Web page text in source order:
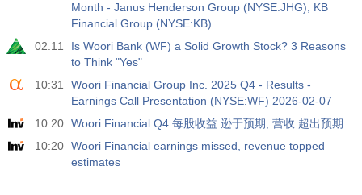
实际值
预测值
前值
Month - Janus Henderson Group (NYSE:JHG), KB
Financial Group (NYSE:KB)
02.11
Is Woori Bank (WF) a Solid Growth Stock? 3 Reasons
to Think "Yes"
10:31
Woori Financial Group Inc. 2025 Q4 - Results -
Earnings Call Presentation (NYSE:WF) 2026-02-07
10:20 Woori Financial Q4 每股收益 逊于预期, 营收 超出预期
10:20 Woori Financial earnings missed, revenue topped
estimates